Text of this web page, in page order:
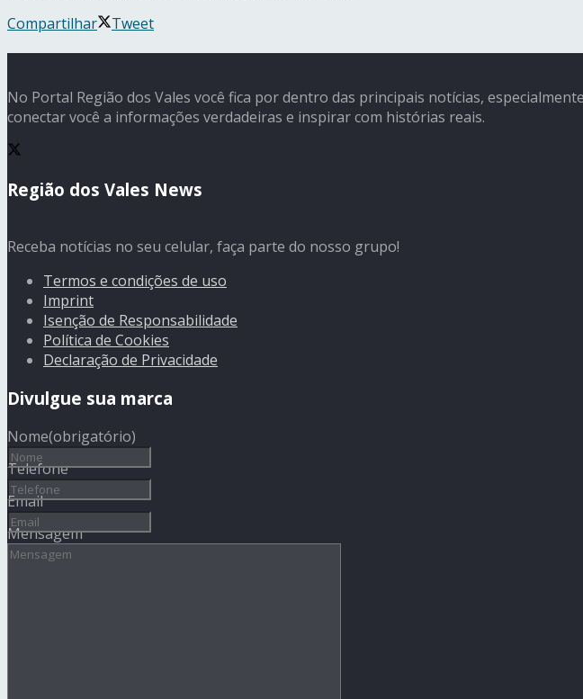
Compartilhar
Tweet
No Portal Região dos Vales você fica por dentro das principais notícias,
conectar você a informações verdadeiras e inspirar com histórias reais.
Região dos Vales News
Receba notícias no seu celular, faça parte do nosso grupo!
Termos e condições de uso
Imprint
Isenção de Responsabilidade
Política de Cookies
Declaração de Privacidade
Divulgue sua marca
Nome(obrigatório)
Telefone
Email
Mensagem